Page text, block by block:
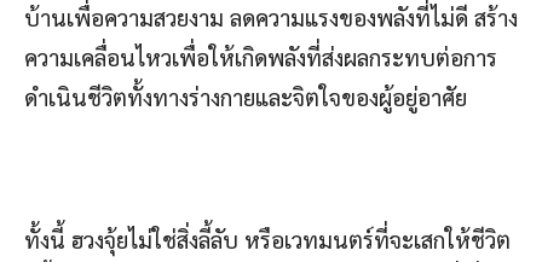
บ้านเพื่อความสวยงาม ลดความแรงของพลังที่ไม่ดี สร้าง
ความเคลื่อนไหวเพื่อให้เกิดพลังที่ส่งผลกระทบต่อการ
ดำเนินชีวิตทั้งทางร่างกายและจิตใจของผู้อยู่อาศัย
ทั้งนี้ ฮวงจุ้ยไม่ใช่สิ่งลี้ลับ หรือเวทมนตร์ที่จะเสกให้ชีวิต